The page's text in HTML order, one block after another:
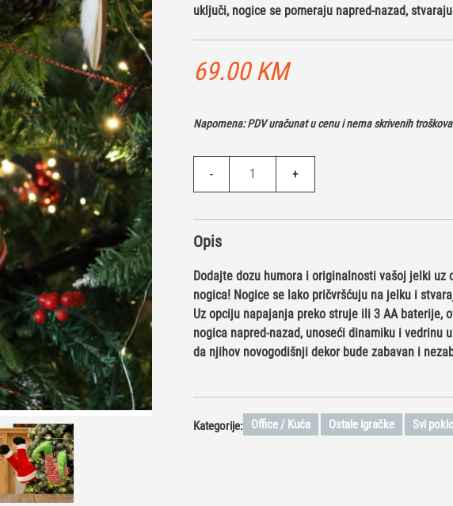
uključi, nogice se pomeraju napred-nazad,
69.00KM
Napomena: PDV uračunat u cenu i nema skrivenih
-
-
Šareni
količina
+
Opis
Dodajte dozu humora i originalnosti vašoj jelki
nogica! Nogice se lako pričvršćuju na jelku i
Uz opciju napajanja preko struje ili 3 AA baterije,
nogica napred-nazad, unoseći dinamiku i
da njihov novogodišnji dekor bude zabavan i
Kategorije: Office / Kuća Ostale igračke Svi